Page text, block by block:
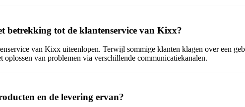
betrekking tot de klantenservice van Kixx?
van Kixx uiteenlopen. Terwijl sommige klanten klagen over een
oplossen van problemen via verschillende communicatiekanalen.
en de levering ervan?